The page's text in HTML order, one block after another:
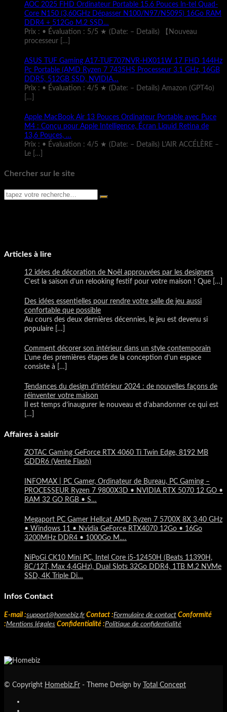
AOC 2025 FHD Ordinateur Portable 15.6 Pouces ln-tel Quad-
Core N150 (3,60GHz Dépasser N100/N97/N5095) 16Go RAM
DDR4 + 512Go M.2 SSD…
Prix : • Évaluation : 5/5 ★ (Date: – Details) 【Nouveau
processeur
[…]
ASUS TUF Gaming A17-TUF707NVR-HX011W 17 FHD 144Hz
Pc Portable (AMD Ryzen 7 7435HS Processeur 3.1 GHz, 16GB
DDR5, 512GB SSD, NVIDIA…
Prix : • Évaluation : 4/5 ★ (Date: – Details) Amazon (GPT4o)
[…]
Apple MacBook Air 13 Pouces Ordinateur Portable avec Puce
M4 : Conçu pour Apple Intelligence, Écran Liquid Retina de
13,6 Pouces, …
Prix : • Évaluation : 4/5 ★ (Date: – Details) L’AIR ACCÉLÈRE –
Le
[…]
Chercher sur le site
Articles à lire
12 idées de décoration de Noël approuvées par les designers
C’est la saison d’un relooking festif pour votre maison ! Que
[…]
Des idées essentielles pour rendre votre salle de jeu aussi
confortable que possible
Au cours des deux dernières décennies, le jeu est devenu si
populaire
[…]
Comment décorer son intérieur dans un style contemporain
L’une des premières étapes de la conception d’un espace
consiste à
[…]
Tendances du design d’intérieur 2024 : de nouvelles façons de
réinventer votre maison
Il est temps d’inaugurer le nouveau et d’abandonner ce qui est
[…]
Affaires à saisir
ZOTAC Gaming GeForce RTX 4060 Ti Twin Edge, 8192 MB
GDDR6 (Vente Flash)
INFOMAX | PC Gamer, Ordinateur de Bureau, PC Gaming –
PROCESSEUR Ryzen 7 9800X3D • NVIDIA RTX 5070 12 GO •
RAM 32 GO RGB • S…
Megaport PC Gamer Hellcat AMD Ryzen 7 5700X 8X 3,40 GHz
• Windows 11 • Nvidia GeForce RTX4070 12Go • 16Go
3200MHz DDR4 • 1000Go M.…
NiPoGi CK10 Mini PC, Intel Core i5-12450H (Beats 11390H,
8C/12T, Max 4,4GHz), Dual Slots 32Go DDR4, 1TB M.2 NVMe
SSD, 4K Triple Di…
Infos Contact
E-mail :support@homebiz.fr Contact :Formulaire de contact Conformité
:Mentions légales Confidentialité :Politique de confidentialité
© Copyright Homebiz.Fr - Theme Design by Total Concept